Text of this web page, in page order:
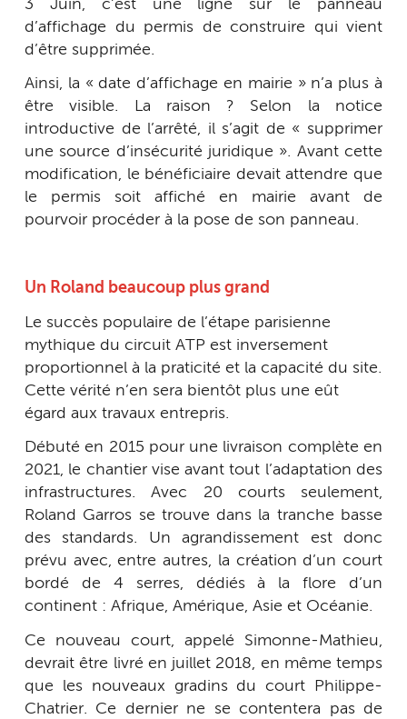
3 Juin, c’est une ligne sur le panneau
d’affichage du permis de construire qui vient
d’être supprimée.
Ainsi, la « date d’affichage en mairie » n’a plus à
être visible. La raison ? Selon la notice
introductive de l’arrêté, il s’agit de « supprimer
une source d’insécurité juridique ». Avant cette
modification, le bénéficiaire devait attendre que
le permis soit affiché en mairie avant de
pourvoir procéder à la pose de son panneau.
Un Roland beaucoup plus grand
Le succès populaire de l’étape parisienne
mythique du circuit ATP est inversement
proportionnel à la praticité et la capacité du site.
Cette vérité n’en sera bientôt plus une eût
égard aux travaux entrepris.
Débuté en 2015 pour une livraison complète en
2021, le chantier vise avant tout l’adaptation des
infrastructures. Avec 20 courts seulement,
Roland Garros se trouve dans la tranche basse
des standards. Un agrandissement est donc
prévu avec, entre autres, la création d’un court
bordé de 4 serres, dédiés à la flore d’un
continent : Afrique, Amérique, Asie et Océanie.
Ce nouveau court, appelé Simonne-Mathieu,
devrait être livré en juillet 2018, en même temps
que les nouveaux gradins du court Philippe-
Chatrier. Ce dernier ne se contentera pas de